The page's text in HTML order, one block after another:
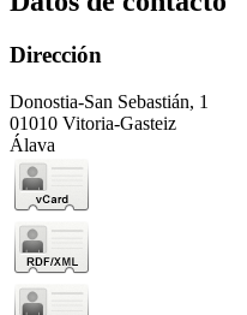
Dirección
Donostia-San Sebastián, 1
01010 Vitoria-Gasteiz
Álava